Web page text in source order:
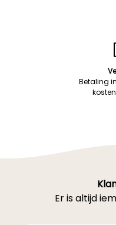
Betaling
Er is altijd